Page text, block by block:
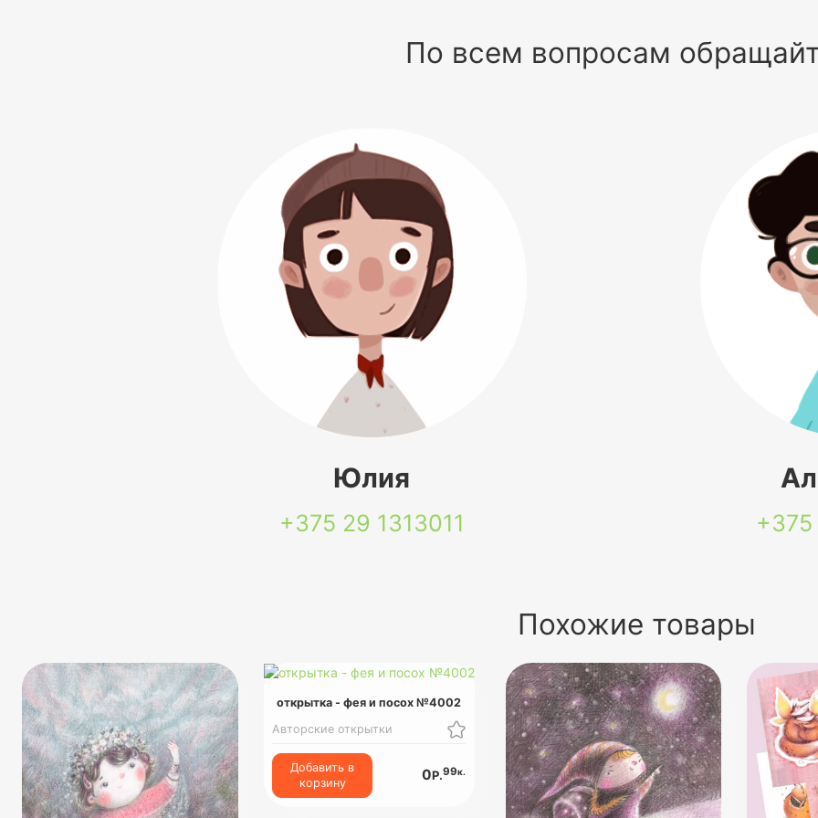
По всем вопросам
Юлия
+375 29 1313011
Похожие товары
открытка - фея и посох №4002
Авторские открытки
Добавить в
корзину
0Р.99к.